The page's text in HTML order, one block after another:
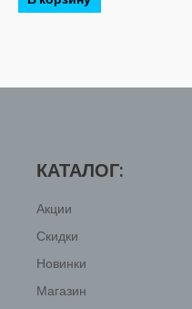
КАТАЛОГ:
Акции
Скидки
Новинки
Магазин